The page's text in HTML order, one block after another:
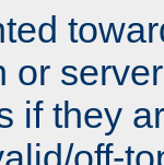
or
if they